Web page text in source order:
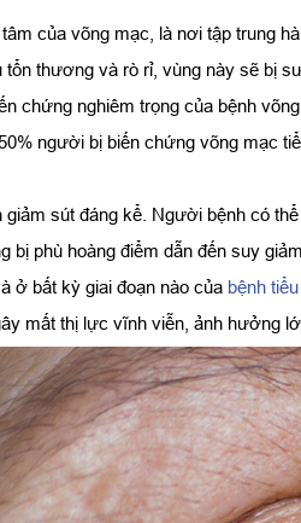
của võng mạc, là nơi tập trung
thương và rò rỉ, vùng này sẽ bị
chứng nghiêm trọng của bệnh
người bị biến chứng võng mạc
sút đáng kể. Người bệnh có
phù hoàng điểm dẫn đến suy
ở bất kỳ giai đoạn nào của bệnh
mất thị lực vĩnh viễn, ảnh hưởng